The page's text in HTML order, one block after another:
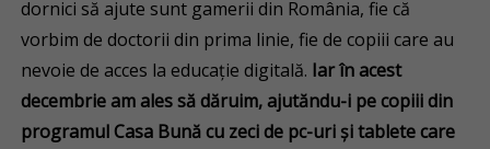
dornici să ajute sunt gamerii din România, fie că
vorbim de doctorii din prima linie, fie de copiii care au
nevoie de acces la educație digitală. Iar în acest
decembrie am ales să dăruim, ajutăndu-i pe copiii din
programul Casa Bună cu zeci de pc-uri și tablete care